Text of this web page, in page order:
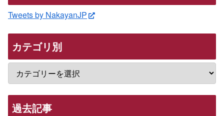
Tweets by NakayanJP
カテゴリ別
過去記事